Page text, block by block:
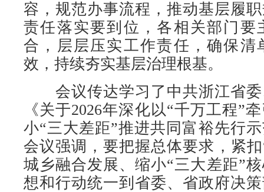
容，规范办事流程，推动基层履
责任落实要到位，各相关部门要
合，层层压实工作责任，确保清
效，持续夯实基层治理根基。
会议传达学习了中共浙江省委
《关于2026年深化以“千万工程”
小“三大差距”推进共同富裕先行
会议强调，要把握总体要求，紧
城乡融合发展、缩小“三大差距”
想和行动统一到省委、省政府决